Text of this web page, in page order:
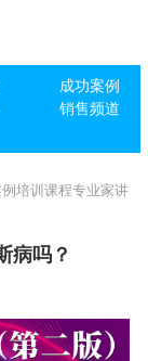
成功案例
销售频道
培训课程专业家讲
病吗？